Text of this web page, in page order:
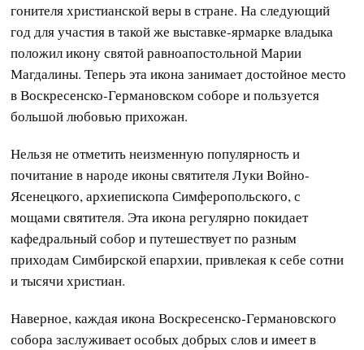
гонителя христианской веры в стране. На следующий
год для участия в такой же выставке-ярмарке владыка
положил икону святой равноапостольной Марии
Магдалины. Теперь эта икона занимает достойное место
в Воскресенско-Германовском соборе и пользуется
большой любовью прихожан.
Нельзя не отметить неизменную популярность и
почитание в народе иконы святителя Луки Войно-
Ясенецкого, архиепископа Симферопольского, с
мощами святителя. Эта икона регулярно покидает
кафедральный собор и путешествует по разным
приходам Симбирской епархии, привлекая к себе сотни
и тысячи христиан.
Наверное, каждая икона Воскресенско-Германовского
собора заслуживает особых добрых слов и имеет в